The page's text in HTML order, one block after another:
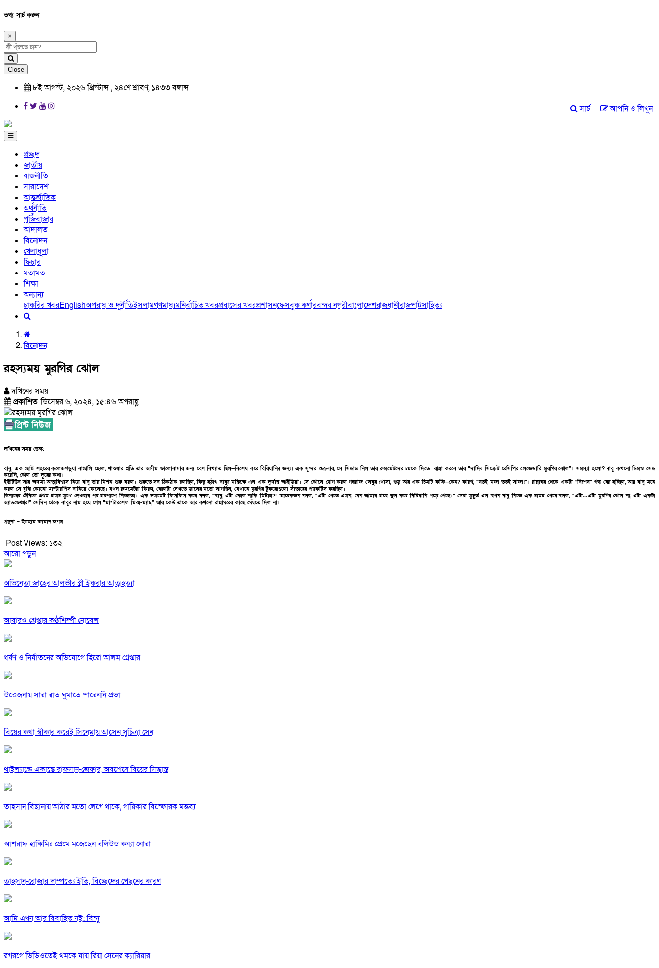
তথ্য সার্চ করুন
×
Close
৮ই আগস্ট, ২০২৬ খ্রিস্টাব্দ , ২৪শে শ্রাবণ, ১৪৩৩ বঙ্গাব্দ
আপনি ও লিখুন
সার্চ
প্রচ্ছদ
জাতীয়
রাজনীতি
সারাদেশ
আন্তর্জাতিক
অর্থনীতি
পুজিঁবাজার
আদালত
বিনোদন
খেলাধূলা
ফিচার
মতামত
শিক্ষা
অন্যান্য
চাকরির খবরEnglishঅপরাধ ও দূর্নীতিইসলামগণমাধ্যমনির্বাচিত খবরপ্রবাসের খবরপ্রশাসনফেসবুক কর্ণারবন্দর নগরীবাংলাদেশরাজধানীরাজপাটসাহিত্য
বিনোদন
রহস্যময় মুরগির ঝোল
দখিনের সময়
প্রকাশিতডিসেম্বর ৬, ২০২৪, ১৫:৪৬ অপরাহ্ণ
দখিনের সময় ডেস্ক:
বাবু, এক ছোট্ট শহরের কলেজপড়ুয়া বাঙালি ছেলে, খাওয়ার প্রতি তার অসীম ভালোবাসার জন্য বেশ বিখ্যাত ছিল—বিশেষ করে বিরিয়ানির জন্য। এক সুন্দর শুক্রবার, সে সিদ্ধান্ত নিল তার রুমমেটদের চমকে দিতে। রান্না করবে তার “দাদির সিক্রেট রেসিপির লেজেন্ডারি মুরগির ঝোল”। সমস্যা হলো? বাবু কখনো ডিমও সেদ্ধ
করেনি, ঝোল তো দূরের কথা।
ইউটিউব আর অদম্য আত্মবিশ্বাস নিয়ে বাবু তার মিশন শুরু করল। শুরুতে সব ঠিকঠাক চলছিল, কিন্তু হঠাৎ বাবুর মস্তিষ্কে এল এক দুর্দান্ত আইডিয়া। সে ঝোলে যোগ করল গন্ধরাজ লেবুর খোসা, গুড় আর এক চিমটি কফি—কেন? কারণ, “যতই মজা ততই সাজা!”। রান্নাঘর থেকে একটা “বিশেষ” গন্ধ বের হচ্ছিল, আর বাবু মনে
করল সে বুঝি কোনো মাস্টারপিস বানিয়ে ফেলেছে। যখন রুমমেটরা ফিরল, ঝোলটা দেখতে ডালের মতো লাগছিল, যেখানে মুরগির টুকরোগুলো সাঁতারের প্র্যাকটিস করছিল।
ডিনারের টেবিলে প্রথম চামচ মুখে দেওয়ার পর চারপাশে নিস্তব্ধতা। এক রুমমেট ফিসফিস করে বলল, “বাবু, এটা ঝোল নাকি মিষ্টান্ন?” আরেকজন বলল, “এটা খেতে এমন, যেন আমার চায়ে ভুল করে বিরিয়ানি পড়ে গেছে।” সেরা মুহূর্ত এল যখন বাবু নিজে এক চামচ খেয়ে বলল, “এটা…এটা মুরগির ঝোল না, এটা একটা
অ্যাডভেঞ্চার!” সেদিন থেকে বাবুর নাম হয়ে গেল “মাস্টারশেফ মিক্স-ম্যাচ,” আর কেউ তাকে আর কখনো রান্নাঘরের কাছে ঘেঁষতে দিল না।
গ্রন্থনা – ইলহাম জামান রূপম
Post Views: ১৩২
আরো পড়ুন
অভিনেতা জাহের আলভীর স্ত্রী ইকরার আত্মহত্যা
আবারও গ্রেপ্তার কণ্ঠশিল্পী নোবেল
ধর্ষণ ও নির্যাতনের অভিযোগে হিরো আলম গ্রেপ্তার
উত্তেজনায় সারা রাত ঘুমাতে পারেননি প্রভা
বিয়ের কথা স্বীকার করেই সিনেমায় আসেন সুচিত্রা সেন
থাইল্যান্ডে একান্তে রাফসান-জেফার, অবশেষে বিয়ের সিদ্ধান্ত
তাহসান বিছানায় আঠার মতো লেগে থাকে, গায়িকার বিস্ফোরক মন্তব্য
আশরাফ হাকিমির প্রেমে মজেছেন বলিউড কন্যা নোরা
তাহসান-রোজার দাম্পত্যে ইতি, বিচ্ছেদের পেছনের কারণ
আমি এখন আর বিবাহিত নই: বিন্দু
রগরগে ভিডিওতেই থমকে যায় রিয়া সেনের ক্যারিয়ার